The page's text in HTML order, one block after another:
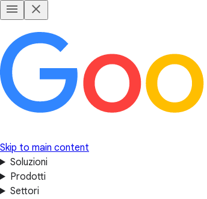
Skip to main content
Soluzioni
Prodotti
Settori